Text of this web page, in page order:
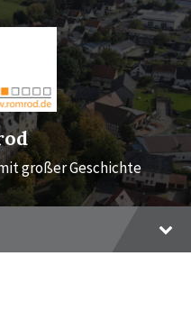
großer Geschichte